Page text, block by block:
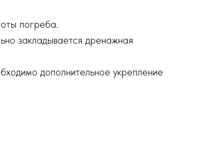
погреба.
закладывается дренажная
дополнительное укрепление